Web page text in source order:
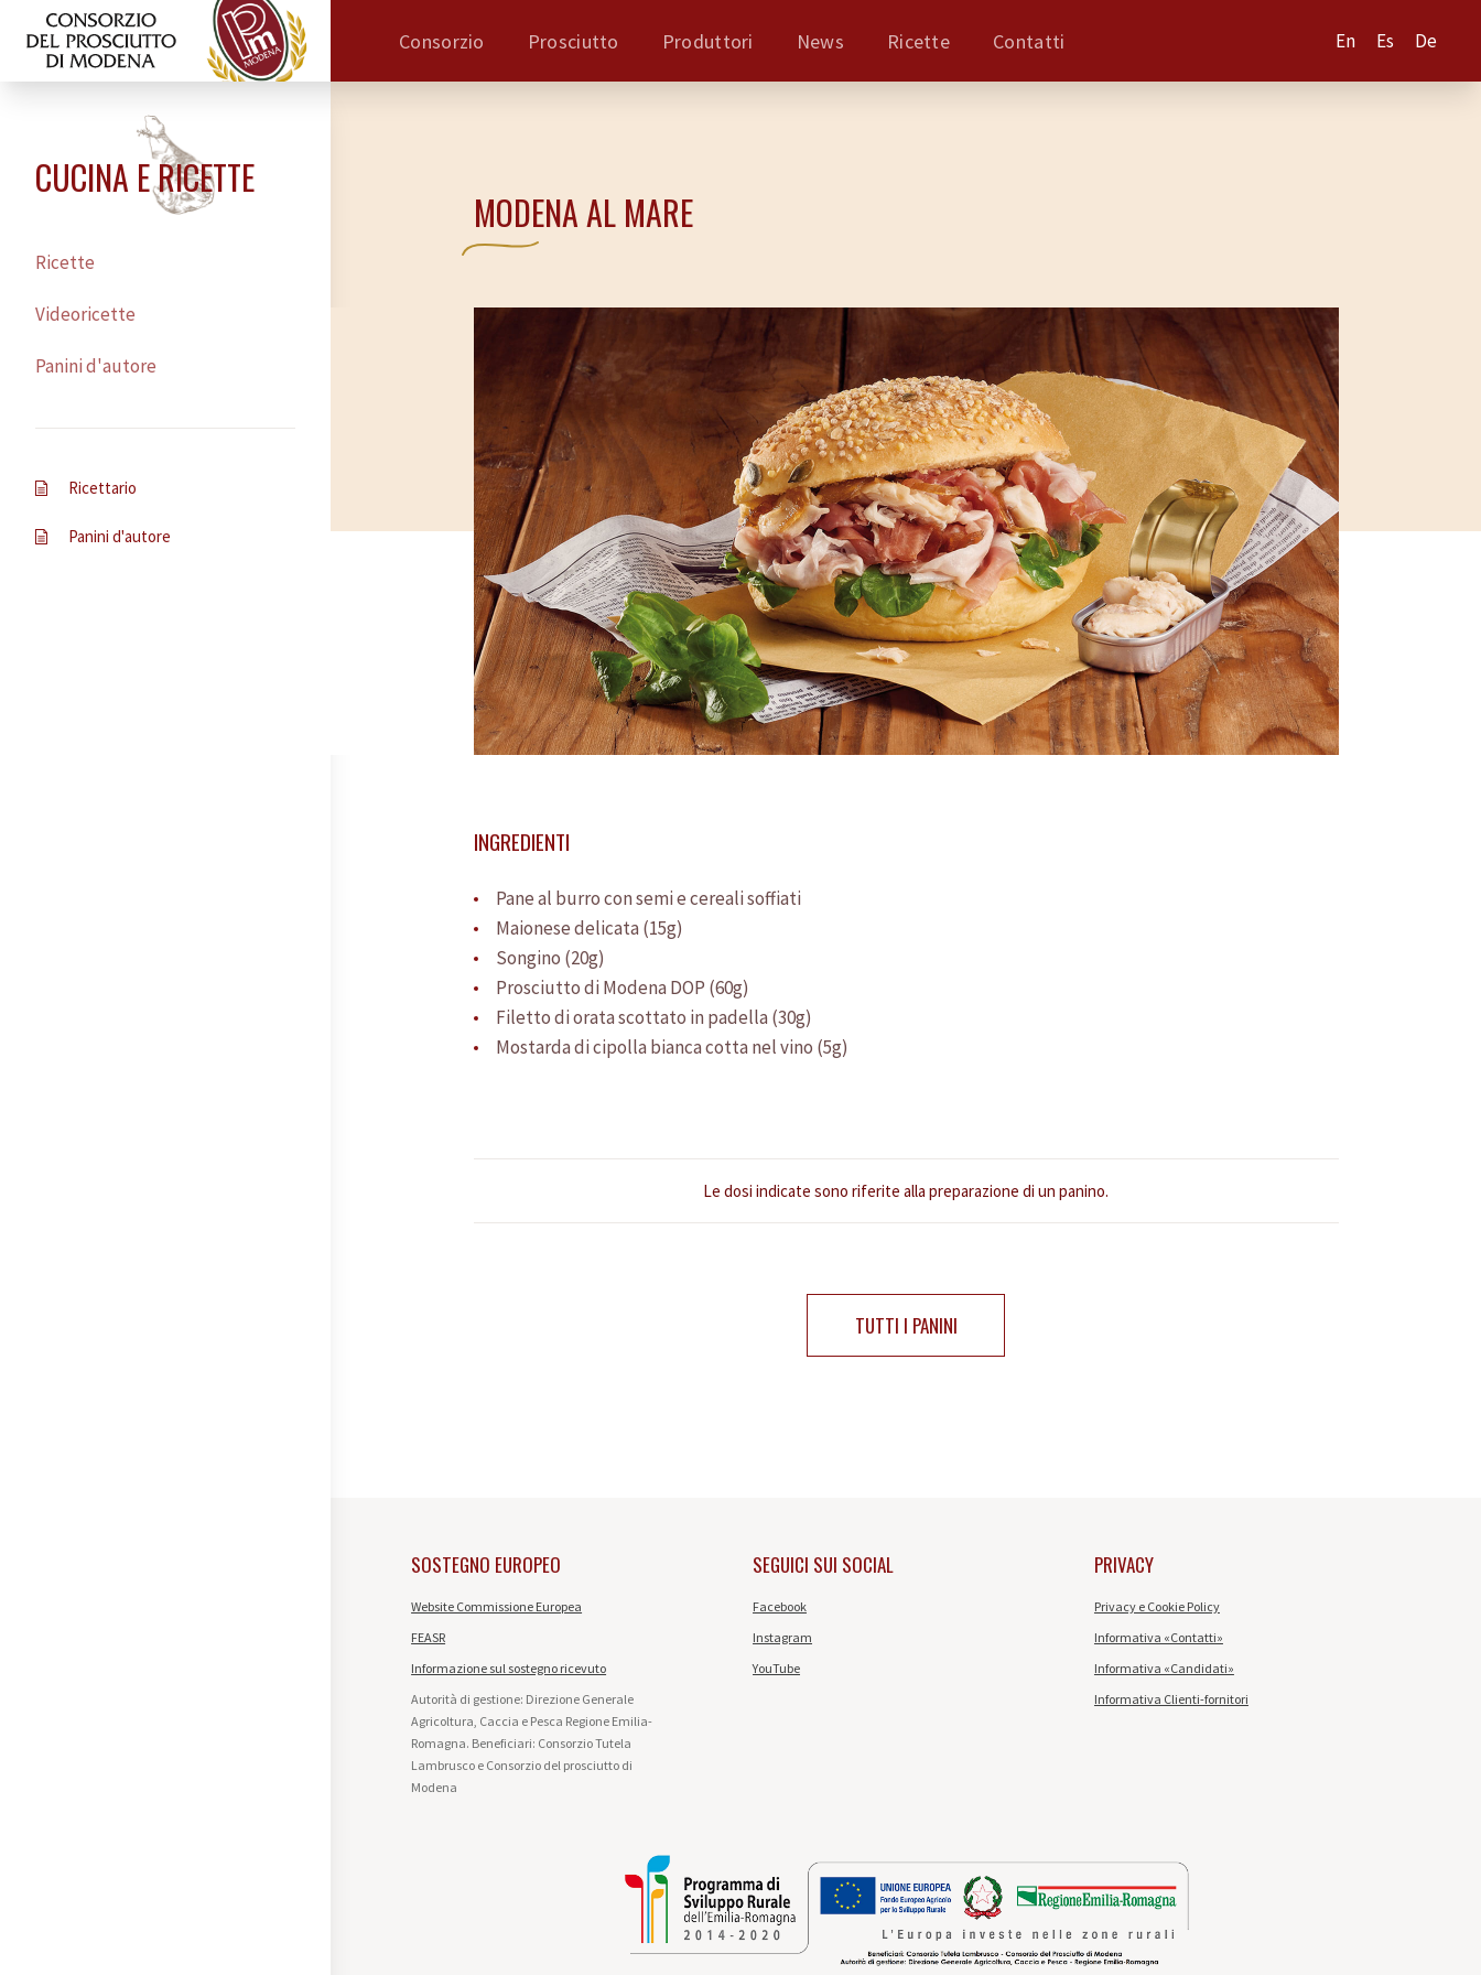
Consorzio Prosciutto Produttori News Ricette Contatti En Es De
Home
Produttori
News
Ricette
Elenco documenti
En Es De
CUCINA E RICETTE
Ricette
Videoricette
Panini d'autore
Ricettario
Panini d'autore
MODENA AL MARE
INGREDIENTI
Pane al burro con semi e cereali soffiati
Maionese delicata (15g)
Songino (20g)
Prosciutto di Modena DOP (60g)
Filetto di orata scottato in padella (30g)
Mostarda di cipolla bianca cotta nel vino (5g)
Le dosi indicate sono riferite alla preparazione di un panino.
TUTTI I PANINI
SOSTEGNO EUROPEO
Website Commissione Europea
FEASR
Informazione sul sostegno ricevuto
Autorità di gestione: Direzione Generale
Agricoltura, Caccia e Pesca Regione Emilia-
Romagna. Beneficiari: Consorzio Tutela
Lambrusco e Consorzio del prosciutto di
Modena
SEGUICI SUI SOCIAL
Facebook
Instagram
YouTube
PRIVACY
Privacy e Cookie Policy
Informativa «Contatti»
Informativa «Candidati»
Informativa Clienti-fornitori